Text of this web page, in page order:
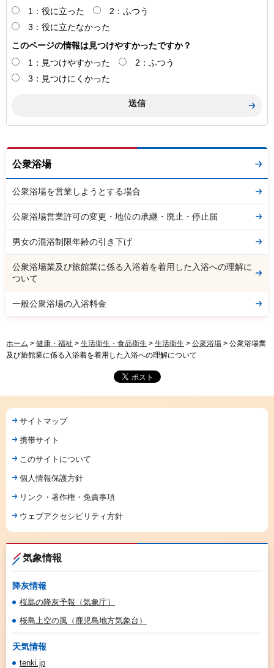
1：役に立った
2：ふつう
3：役に立たなかった
このページの情報は見つけやすかったですか？
1：見つけやすかった
2：ふつう
3：見つけにくかった
公衆浴場
公衆浴場を営業しようとする場合
公衆浴場営業許可の変更・地位の承継・廃止・停止届
男女の混浴制限年齢の引き下げ
公衆浴場業及び旅館業に係る入浴着を着用した入浴への理解に
ついて
一般公衆浴場の入浴料金
ホーム > 健康・福祉 > 生活衛生・食品衛生 > 生活衛生 > 公衆浴場 > 公衆浴場業
及び旅館業に係る入浴着を着用した入浴への理解について
サイトマップ
携帯サイト
このサイトについて
個人情報保護方針
リンク・著作権・免責事項
ウェブアクセシビリティ方針
気象情報
降灰情報
桜島の降灰予報（気象庁）
桜島上空の風（鹿児島地方気象台）
天気情報
tenki.jp